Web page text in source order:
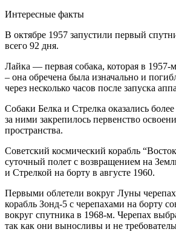
Интересные факты
В октябре 1957 запустили первый
всего 92 дня.
Лайка — первая собака, которая в 1957-
– она обречена была изначально и
через несколько часов после запуска
Собаки Белка и Стрелка оказались
за ними закрепилось первенство
пространства.
Советский космический корабль
суточный полет с возвращением на
и Стрелкой на борту в августе 1960.
Первыми облетели вокруг Луны
корабль Зонд-5 с черепахами на борту
вокруг спутника в 1968-м. Черепах
так как они выносливы и не